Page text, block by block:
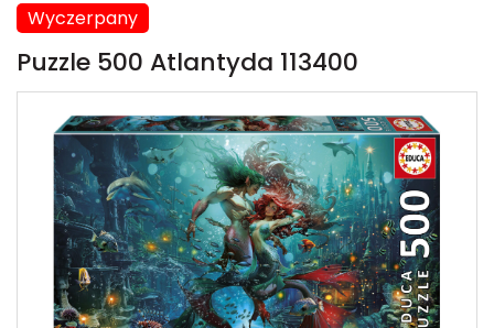
Wyczerpany
Puzzle 500 Atlantyda 113400